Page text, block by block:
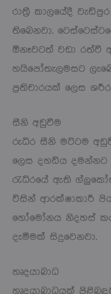
රාත්‍රී කාලයේදී
තිබෙනවා.
ඕනෑවටත් වඩා රත්වී
හයිපෝතැලමසට
ප්‍රතිචාරයක් ලෙස
සීනි අඩුවීම
රුධිර සීනි මට්ටම
ලෙස දහඩිය දමන්නට
රැධිරයේ ඇති
විසින් ආරක්ෂාකාරී
හෝමෝනය නිදහස්
දැමීමක් සිදුවෙනවා.
හෘදයාබාධ
හෘදයාබාධයක්